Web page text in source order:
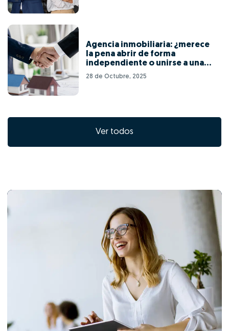
Agencia inmobiliaria: ¿merece
la pena abrir de forma
independiente o unirse a una
red de franquicias?
28 de Octubre, 2025
Ver todos